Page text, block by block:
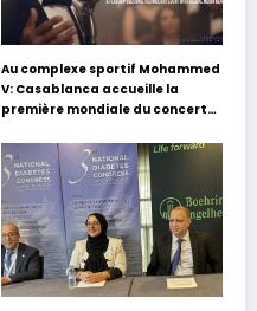
Au complexe sportif Mohammed
V: Casablanca accueille la
première mondiale du concert
Hafez